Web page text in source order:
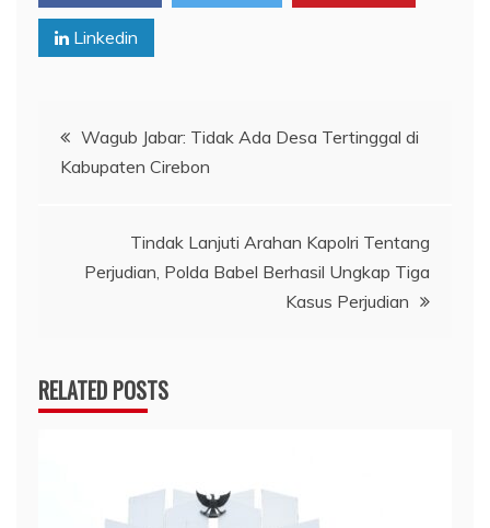
Linkedin
Navigasi
pos
Wagub Jabar: Tidak Ada Desa Tertinggal di
Kabupaten Cirebon
Tindak Lanjuti Arahan Kapolri Tentang
Perjudian, Polda Babel Berhasil Ungkap Tiga
Kasus Perjudian
RELATED POSTS